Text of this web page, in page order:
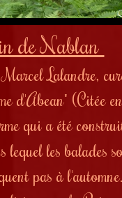
de Nablan
Lalandre,
d'Abean" (Citée
qui a été
les balades
pas à